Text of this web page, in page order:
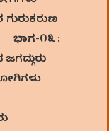
ಭಾಗ-೧೩ :